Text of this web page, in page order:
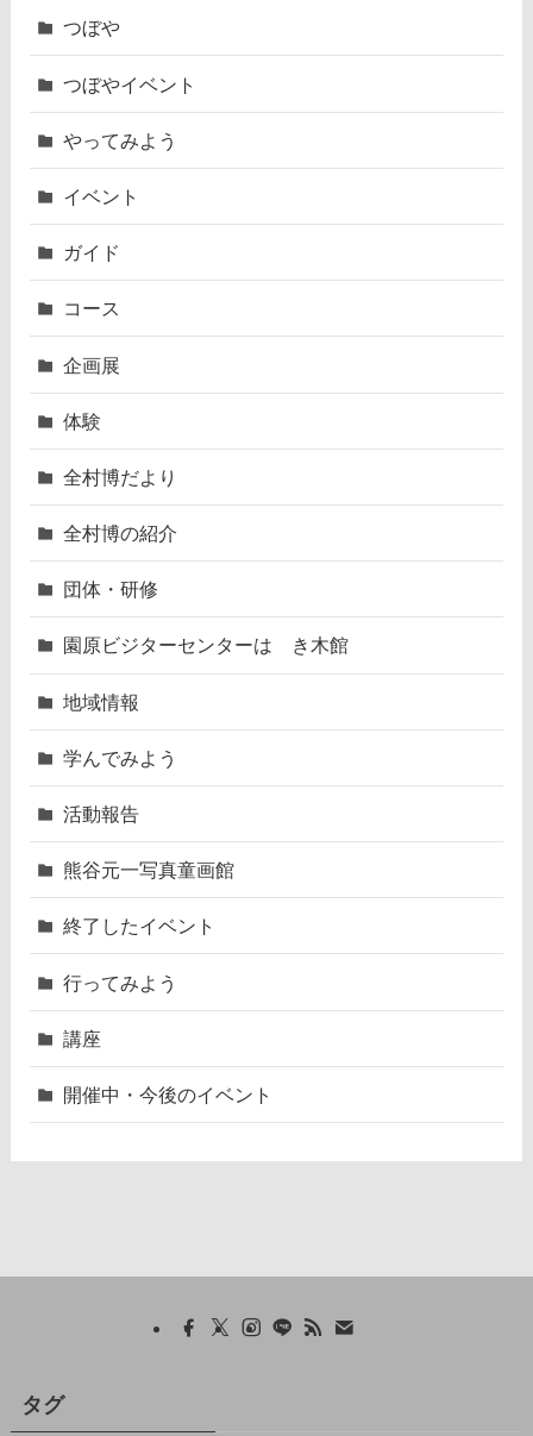
つぼや
つぼやイベント
やってみよう
イベント
ガイド
コース
企画展
体験
全村博だより
全村博の紹介
団体・研修
園原ビジターセンターはゝき木館
地域情報
学んでみよう
活動報告
熊谷元一写真童画館
終了したイベント
行ってみよう
講座
開催中・今後のイベント
タグ